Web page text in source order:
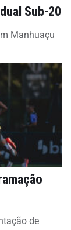
Sub-20
Manhuaçu
de